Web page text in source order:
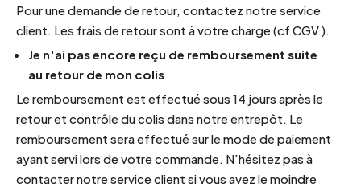
Pour une demande de retour, contactez notre service
client. Les frais de retour sont à votre charge (cf CGV).
Je n'ai pas encore reçu de remboursement suite
au retour de mon colis
Le remboursement est effectué sous 14 jours après le
retour et contrôle du colis dans notre entrepôt. Le
remboursement sera effectué sur le mode de paiement
ayant servi lors de votre commande. N'hésitez pas à
contacter notre service client si vous avez le moindre